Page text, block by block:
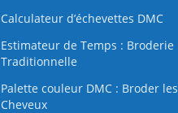
Calculateur d’échevettes DMC
Estimateur de Temps : Broderie
Traditionnelle
Palette couleur DMC : Broder les
Cheveux